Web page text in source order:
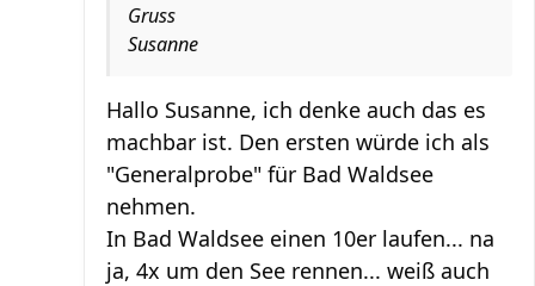
Gruss
Susanne
Hallo Susanne, ich denke auch das es
machbar ist. Den ersten würde ich als
"Generalprobe" für Bad Waldsee
nehmen.
In Bad Waldsee einen 10er laufen... na
ja, 4x um den See rennen... weiß auch